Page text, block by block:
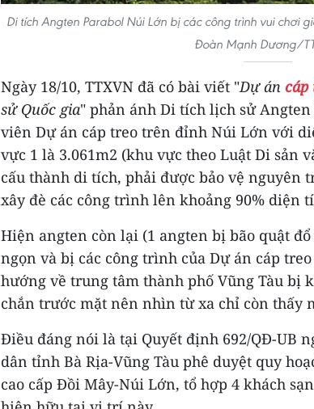
Di tích Angten Parabol Núi Lớn bị các công trình vui chơi
Đoàn Mạnh Dương/
Ngày 18/10, TTXVN đã có bài viết "Dự án cáp
sử Quốc gia" phản ánh Di tích lịch sử
viên Dự án cáp treo trên đỉnh Núi Lớn với
vực 1 là 3.061m2 (khu vực theo Luật Di sản
cấu thành di tích, phải được bảo vệ nguyên
xây đè các công trình lên khoảng 90% diện
Hiện angten còn lại (1 angten bị bão quật
ngọn và bị các công trình của Dự án cáp
hướng về trung tâm thành phố Vũng Tàu bị
chắn trước mặt nên nhìn từ xa chỉ còn thấy
Điều đáng nói là tại Quyết định 692/QĐ-UB
dân tỉnh Bà Rịa-Vũng Tàu phê duyệt quy
cao cấp Đồi Mây-Núi Lớn, tổ hợp 4 khách